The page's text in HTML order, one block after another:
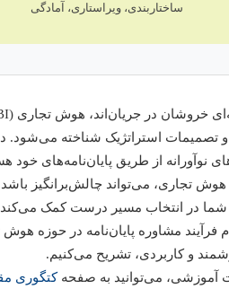
ساختاربندی، ویراستاری، آمادگی
و تصمیمات استراتژیک شناخته
نوآورانه از طریق پایان‌نامه‌های خود
تجاری، می‌تواند چالش‌برانگیز
در انتخاب مسیر درست کمک
فرآیند مشاوره پایان‌نامه در حوزه
و کاربردی، تشریح می‌کنیم.
آموزشی، می‌توانید به صفحهکتگوری